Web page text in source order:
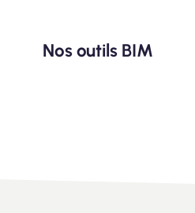
Nos outils BIM